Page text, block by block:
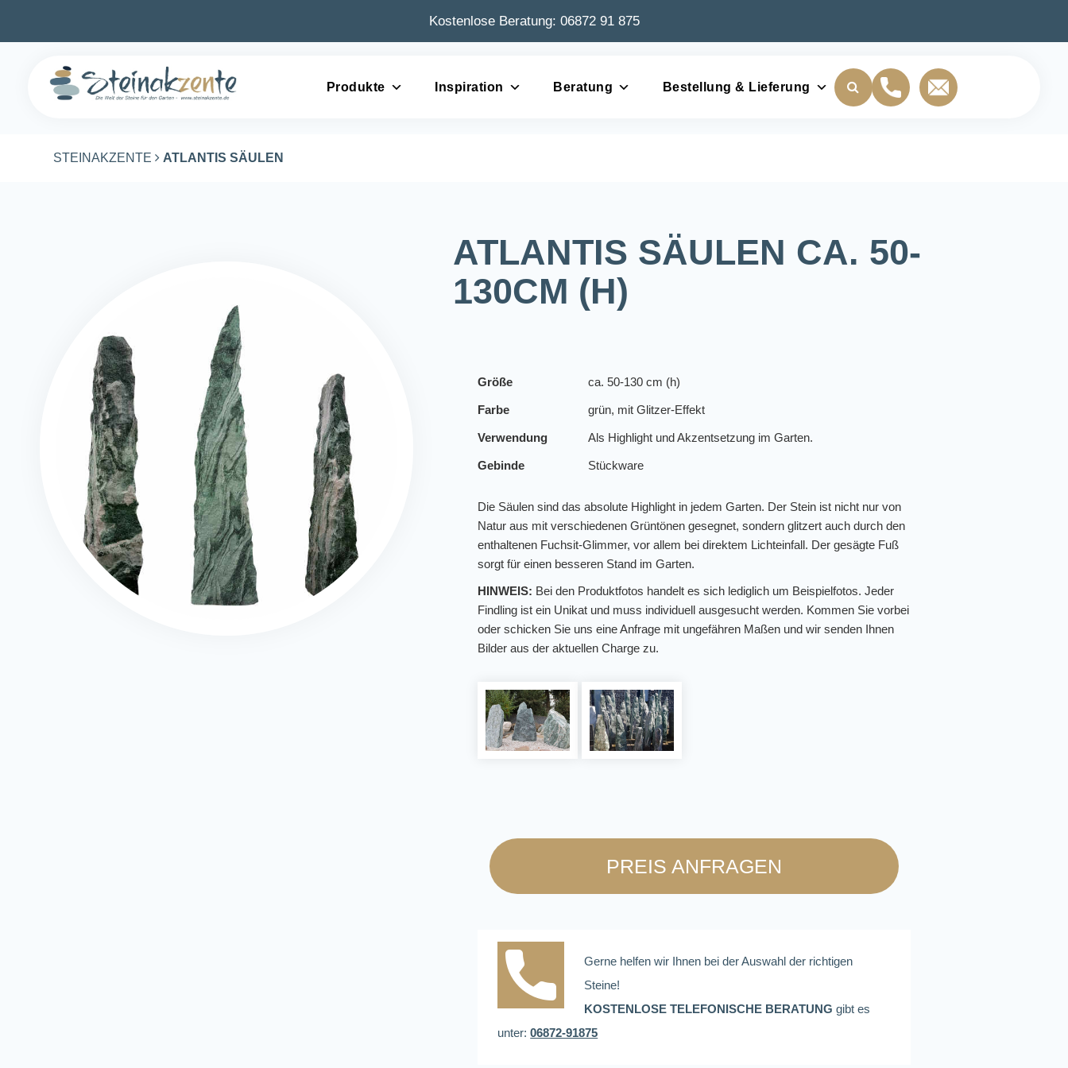
Kostenlose Beratung: 06872 91 875
Produkte Inspiration Beratung Bestellung & Lieferung
STEINAKZENTE ATLANTIS SÄULEN
ATLANTIS SÄULEN CA. 50-
130CM (H)
Größe ca. 50-130 cm (h)
Farbe grün, mit Glitzer-Effekt
Verwendung Als Highlight und Akzentsetzung im Garten.
Gebinde Stückware
Die Säulen sind das absolute Highlight in jedem Garten. Der Stein ist nicht nur von
Natur aus mit verschiedenen Grüntönen gesegnet, sondern glitzert auch durch den
enthaltenen Fuchsit-Glimmer, vor allem bei direktem Lichteinfall. Der gesägte Fuß
sorgt für einen besseren Stand im Garten.
HINWEIS: Bei den Produktfotos handelt es sich lediglich um Beispielfotos. Jeder
Findling ist ein Unikat und muss individuell ausgesucht werden. Kommen Sie vorbei
oder schicken Sie uns eine Anfrage mit ungefähren Maßen und wir senden Ihnen
Bilder aus der aktuellen Charge zu.
PREIS ANFRAGEN
Gerne helfen wir Ihnen bei der Auswahl der richtigen
Steine!
KOSTENLOSE TELEFONISCHE BERATUNG gibt es
unter:06872-91875